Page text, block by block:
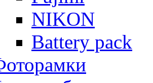
NIKON
Battery pack